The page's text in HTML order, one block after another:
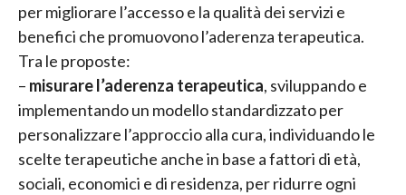
per migliorare l’accesso e la qualità dei servizi e
benefici che promuovono l’aderenza terapeutica.
Tra le proposte:
– misurare l’aderenza terapeutica, sviluppando e
implementando un modello standardizzato per
personalizzare l’approccio alla cura, individuando le
scelte terapeutiche anche in base a fattori di età,
sociali, economici e di residenza, per ridurre ogni